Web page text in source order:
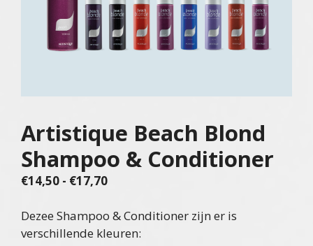
Artistique Beach Blond
Shampoo & Conditioner
€14,50 - €17,70Prijsklasse:
tot
€17,70
Dezee Shampoo & Conditioner zijn er is
verschillende kleuren: